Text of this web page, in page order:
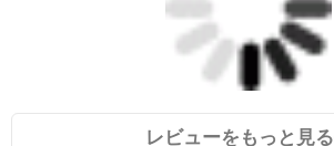
レビューをもっと見る